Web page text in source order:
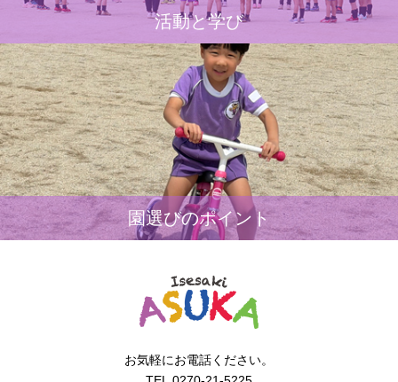
活動と学び
園選びのポイント
お気軽にお電話ください。